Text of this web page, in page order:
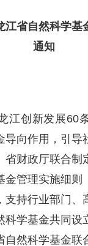
江省自然科学基
通知
江创新发展60
导向作用，引导
省财政厅联合制
金管理实施细则
支持行业部门、
科学基金共同设
然科学基金联